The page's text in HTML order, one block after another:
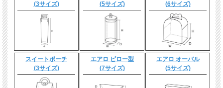
(3サイズ)
(5サイズ)
(6サイズ)
スイートポーチ
(3サイズ)
エアロ ピロー型
(7サイズ)
エアロ オーバル
(5サイズ)